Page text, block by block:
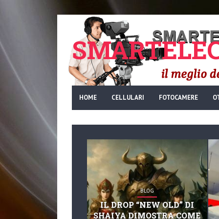
HOME CELLULARI FOTOCAMERE
BLOG
IL DROP “NEW OLD” DI
SHAIYA DIMOSTRA COME